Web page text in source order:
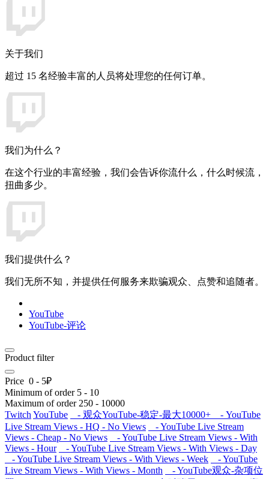
关于我们
超过 15 名经验丰富的人员将处理您的任何订单。
我们为什么？
在这个行业的丰富经验，我们会告诉你流什么，什么时候流，
扭曲多少。
我们提供什么？
我们无所不知，并提供任何服务来欺骗观众、点赞和追随者。
YouTube
YouTube-评论
Product filter
Price 0 - 5₽
Minimum of order 5 - 10
Maximum of order 250 - 10000
Twitch YouTube - 观众YouTube-稳定-最大10000+
- YouTube
Live Stream Views - HQ - No Views
- YouTube Live Stream
Views - Cheap - No Views
- YouTube Live Stream Views - With
Views - Hour
- YouTube Live Stream Views - With Views - Day
- YouTube Live Stream Views - With Views - Week
- YouTube
Live Stream Views - With Views - Month
- YouTube观众-杂项位